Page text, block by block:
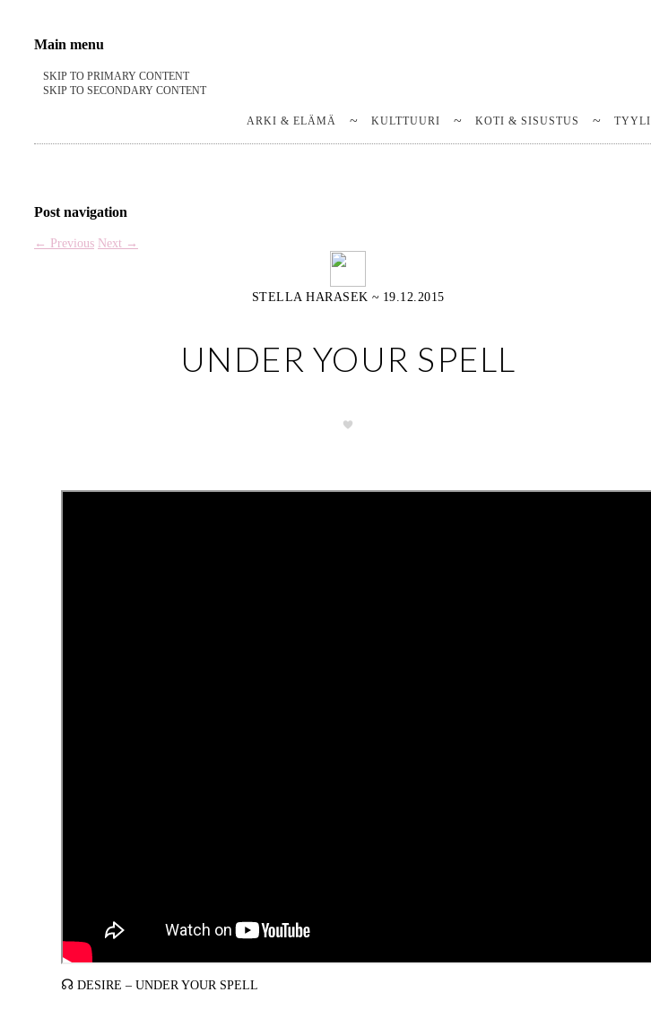
Notes on a life
Stella Harasek & Jarno Jussila
Main menu
SKIP TO PRIMARY CONTENT
SKIP TO SECONDARY CONTENT
ARKI & ELÄMÄ KULTTUURI KOTI & SISUSTUS TYYLI
Post navigation
← Previous Next →
STELLA HARASEK ~ 19.12.2015
UNDER YOUR SPELL
☊ DESIRE – UNDER YOUR SPELL